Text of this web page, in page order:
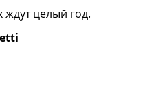
ждут целый год.